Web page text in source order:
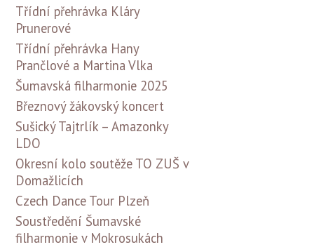
Třídní přehrávka Kláry
Prunerové
Třídní přehrávka Hany
Prančlové a Martina Vlka
Šumavská filharmonie 2025
Březnový žákovský koncert
Sušický Tajtrlík – Amazonky
LDO
Okresní kolo soutěže TO ZUŠ v
Domažlicích
Czech Dance Tour Plzeň
Soustředění Šumavské
filharmonie v Mokrosukách